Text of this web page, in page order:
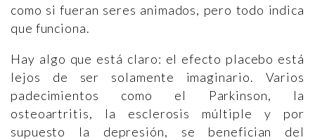
como si fueran seres animados, pero todo indica
que funciona.
Hay algo que está claro: el efecto placebo está
lejos de ser solamente imaginario. Varios
padecimientos como el Parkinson, la
osteoartritis, la esclerosis múltiple y por
supuesto la depresión, se benefician del